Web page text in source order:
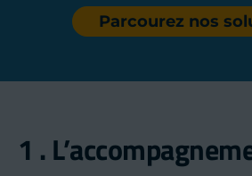
Parcourez nos
1 .